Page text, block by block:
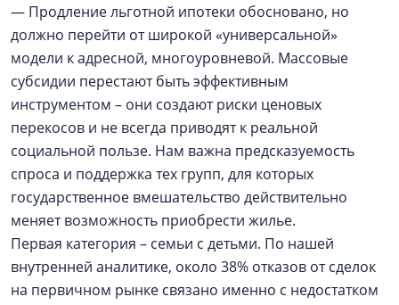
— Продление льготной ипотеки обосновано, но
должно перейти от широкой «универсальной»
модели к адресной, многоуровневой. Массовые
субсидии перестают быть эффективным
инструментом – они создают риски ценовых
перекосов и не всегда приводят к реальной
социальной пользе. Нам важна предсказуемость
спроса и поддержка тех групп, для которых
государственное вмешательство действительно
меняет возможность приобрести жилье.
Первая категория – семьи с детьми. По нашей
внутренней аналитике, около 38% отказов от сделок
на первичном рынке связано именно с недостатком